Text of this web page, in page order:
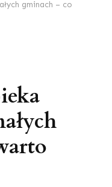
gminach – co